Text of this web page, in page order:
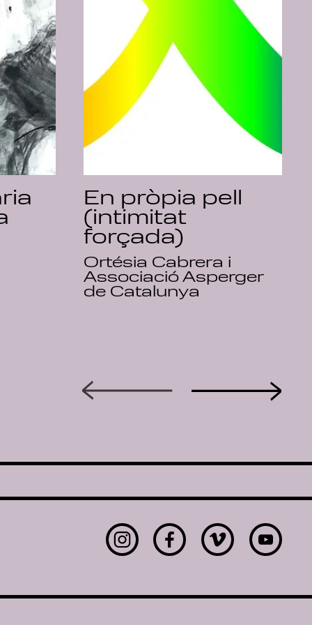
En pròpia pell
(intimitat
forçada)
Ortésia Cabrera i
Associació Asperger
de Catalunya
InstagramFacebookVimeo